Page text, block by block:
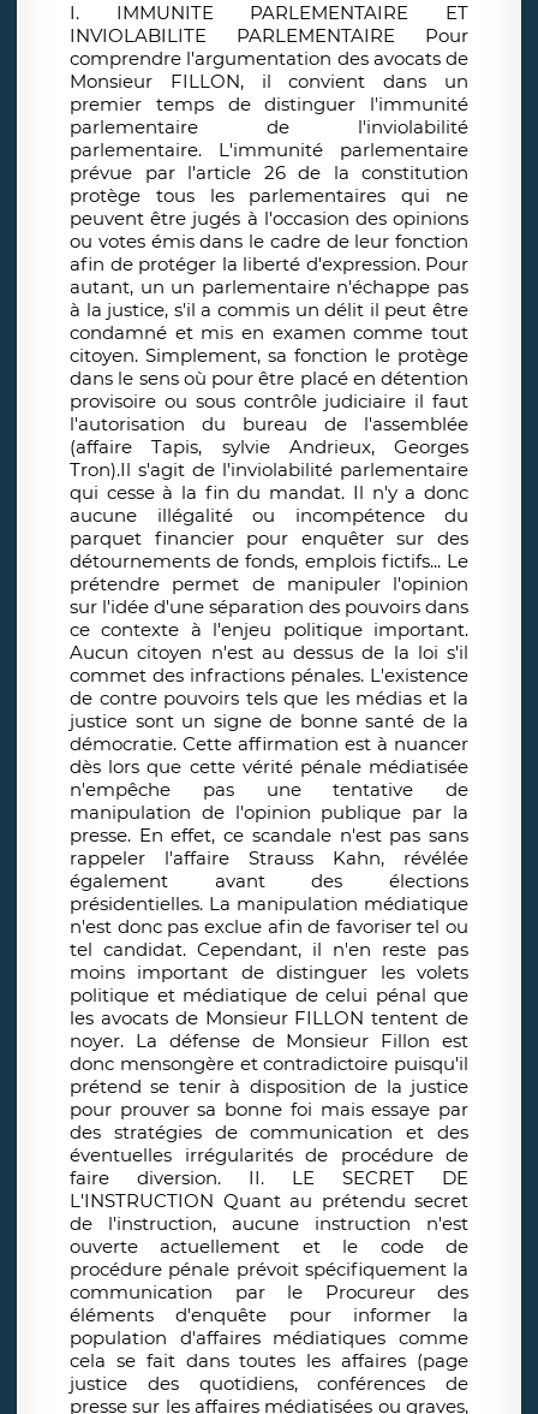
I. IMMUNITE PARLEMENTAIRE ET
INVIOLABILITE PARLEMENTAIRE Pour
comprendre l'argumentation des avocats de
Monsieur FILLON, il convient dans un
premier temps de distinguer l'immunité
parlementaire de l'inviolabilité
parlementaire. L'immunité parlementaire
prévue par l'article 26 de la constitution
protège tous les parlementaires qui ne
peuvent être jugés à l'occasion des opinions
ou votes émis dans le cadre de leur fonction
afin de protéger la liberté d'expression. Pour
autant, un un parlementaire n'échappe pas
à la justice, s'il a commis un délit il peut être
condamné et mis en examen comme tout
citoyen. Simplement, sa fonction le protège
dans le sens où pour être placé en détention
provisoire ou sous contrôle judiciaire il faut
l'autorisation du bureau de l'assemblée
(affaire Tapis, sylvie Andrieux, Georges
Tron).Il s'agit de l'inviolabilité parlementaire
qui cesse à la fin du mandat. Il n'y a donc
aucune illégalité ou incompétence du
parquet financier pour enquêter sur des
détournements de fonds, emplois fictifs... Le
prétendre permet de manipuler l'opinion
sur l'idée d'une séparation des pouvoirs dans
ce contexte à l'enjeu politique important.
Aucun citoyen n'est au dessus de la loi s'il
commet des infractions pénales. L'existence
de contre pouvoirs tels que les médias et la
justice sont un signe de bonne santé de la
démocratie. Cette affirmation est à nuancer
dès lors que cette vérité pénale médiatisée
n'empêche pas une tentative de
manipulation de l'opinion publique par la
presse. En effet, ce scandale n'est pas sans
rappeler l'affaire Strauss Kahn, révélée
également avant des élections
présidentielles. La manipulation médiatique
n'est donc pas exclue afin de favoriser tel ou
tel candidat. Cependant, il n'en reste pas
moins important de distinguer les volets
politique et médiatique de celui pénal que
les avocats de Monsieur FILLON tentent de
noyer. La défense de Monsieur Fillon est
donc mensongère et contradictoire puisqu'il
prétend se tenir à disposition de la justice
pour prouver sa bonne foi mais essaye par
des stratégies de communication et des
éventuelles irrégularités de procédure de
faire diversion. II. LE SECRET DE
L'INSTRUCTION Quant au prétendu secret
de l'instruction, aucune instruction n'est
ouverte actuellement et le code de
procédure pénale prévoit spécifiquement la
communication par le Procureur des
éléments d'enquête pour informer la
population d'affaires médiatiques comme
cela se fait dans toutes les affaires (page
justice des quotidiens, conférences de
presse sur les affaires médiatisées ou graves,